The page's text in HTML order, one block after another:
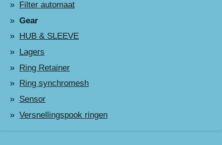
Filter automaat
Gear
HUB & SLEEVE
Lagers
Ring Retainer
Ring synchromesh
Sensor
Versnellingspook ringen